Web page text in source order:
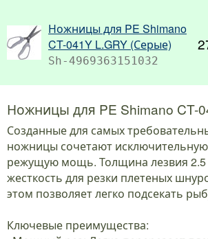
Ножницы для PE Shimano
CT-041Y L.GRY (Серые)
Sh-4969363151032
Ножницы для PE Shimano CT-
Созданные для самых
ножницы сочетают
режущую мощь. Толщина лезвия 2.5
жесткость для резки плетеных
этом позволяет легко подсекать
Ключевые преимущества: